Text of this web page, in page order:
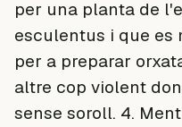
per una planta de
esculentus i que es
per a preparar
altre cop violent
sense soroll. 4.